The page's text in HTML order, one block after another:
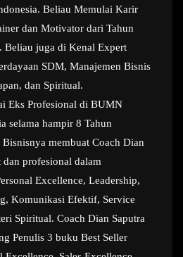
Beliau Memulai Karir
dan Motivator dari Tahun
Beliau juga di Kenal Expert
SDM, Manajemen Bisnis
dan Spiritual.
Eks Profesional di BUMN
selama hampir 8 Tahun
Bisnisnya membuat Coach Dian
dan profesional dalam
Excellence, Leadership,
Komunikasi Efektif, Service
Spiritual. Coach Dian Saputra
Penulis 3 buku Best Seller